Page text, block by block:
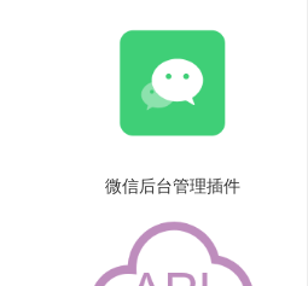
微信后台管理插件